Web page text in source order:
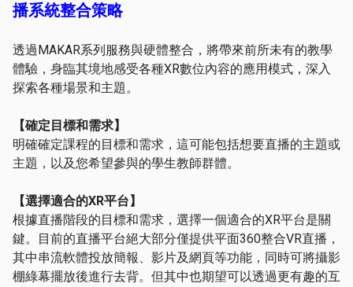
播系統整合策略
透過MAKAR系列服務與硬體整合，將帶來前所未有的教學
體驗，身臨其境地感受各種XR數位內容的應用模式，深入
探索各種場景和主題。
【確定目標和需求】
明確確定課程的目標和需求，這可能包括想要直播的主題或
主題，以及您希望參與的學生教師群體。
【選擇適合的XR平台】
根據直播階段的目標和需求，選擇一個適合的XR平台是關
鍵。目前的直播平台絕大部分僅提供平面360整合VR直播，
其中串流軟體投放簡報、影片及網頁等功能，同時可將攝影
棚綠幕擺放後進行去背。但其中也期望可以透過更有趣的互